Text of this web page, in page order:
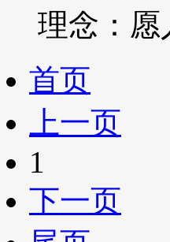
理念：
首页
上一页
1
下一页